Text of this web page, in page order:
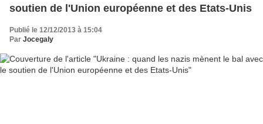
soutien de l'Union européenne et des Etats-Unis
Publié le 12/12/2013 à 15:04
Par Jocegaly